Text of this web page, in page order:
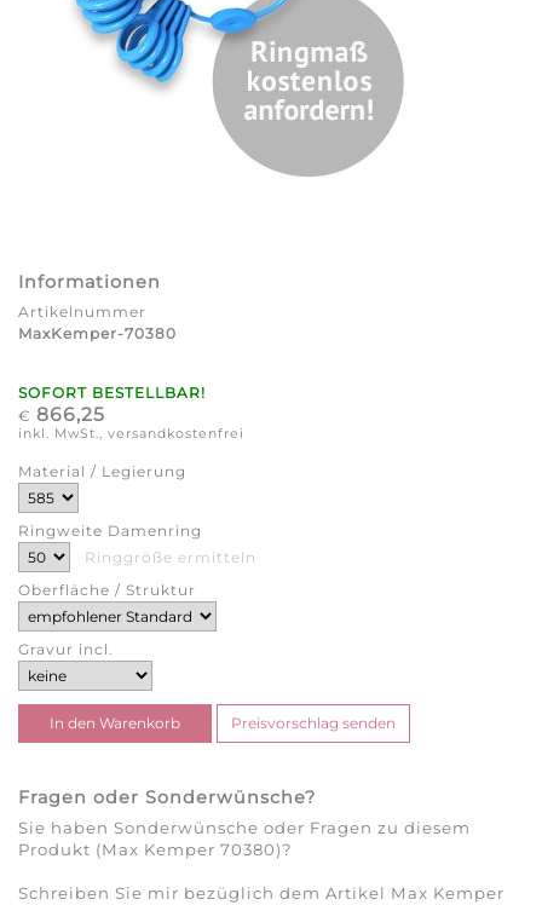
Informationen
Artikelnummer
MaxKemper-70380
SOFORT BESTELLBAR!
€ 866,25
inkl. MwSt., versandkostenfrei
Material / Legierung
Ringweite Damenring
Ringgröße ermitteln
Oberfläche / Struktur
Gravur incl.
Fragen oder Sonderwünsche?
Sie haben Sonderwünsche oder Fragen zu diesem
Produkt (Max Kemper 70380)?
Schreiben Sie mir bezüglich dem Artikel Max Kemper